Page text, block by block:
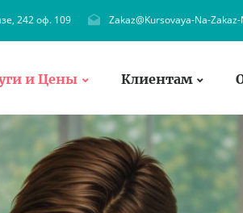
242 оф. 109 Zakaz@Kursovaya-Na-
и Цены Клиентам